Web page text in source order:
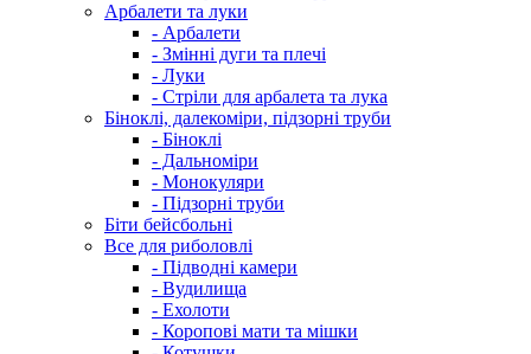
Арбалети та луки
- Арбалети
- Змінні дуги та плечі
- Луки
- Стріли для арбалета та лука
Біноклі, далекоміри, підзорні труби
- Біноклі
- Дальноміри
- Монокуляри
- Підзорні труби
Біти бейсбольні
Все для риболовлі
- Підводні камери
- Вудилища
- Ехолоти
- Коропові мати та мішки